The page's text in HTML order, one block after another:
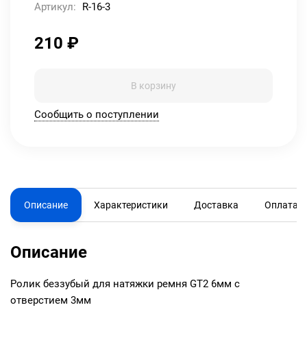
Артикул: R-16-3
210 ₽
В корзину
Сообщить о поступлении
Описание Характеристики Доставка Оплата
Описание
Ролик беззубый для натяжки ремня GT2 6мм с
отверстием 3мм